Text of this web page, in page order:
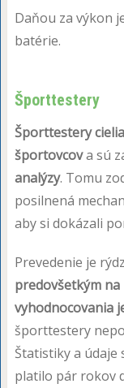
Daňou za výkon
batérie.
Športtestery
Športtestery
športovcova sú
analýzy. Tomu
posilnená
aby si dokázali
Prevedenie je
predovšetkým
vyhodnocovania
športtestery
Štatistiky a údaje
platilo pár rokov